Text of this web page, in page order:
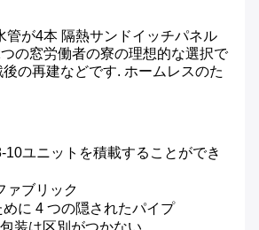
管が4本 隔熱サンドイッチパネル
の窓労働者の寮の理想的な選択で
の再建などです. ホームレスのた
10ユニットを積載することができ
ァブリック
に 4 つの隠されたパイプ